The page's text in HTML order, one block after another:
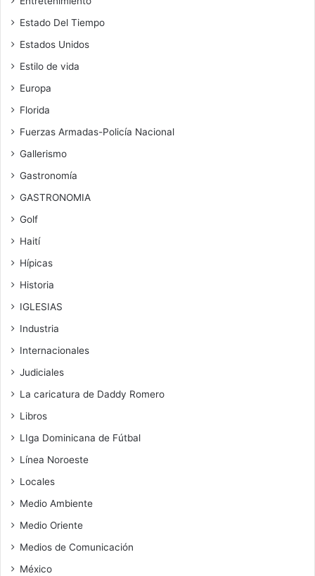
Estado Del Tiempo
Estados Unidos
Estilo de vida
Europa
Florida
Fuerzas Armadas-Policía Nacional
Gallerismo
Gastronomía
GASTRONOMIA
Golf
Haití
Hípicas
Historia
IGLESIAS
Industria
Internacionales
Judiciales
La caricatura de Daddy Romero
Libros
LIga Dominicana de Fútbal
Línea Noroeste
Locales
Medio Ambiente
Medio Oriente
Medios de Comunicación
México